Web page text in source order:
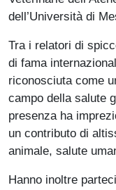
dell’Università di
Tra i relatori di
di fama
riconosciuta come
campo della salute
presenza ha
un contributo di
animale, salute
Hanno inoltre